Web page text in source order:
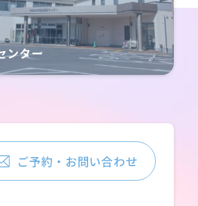
ンター
ご予約・お問い合わせ